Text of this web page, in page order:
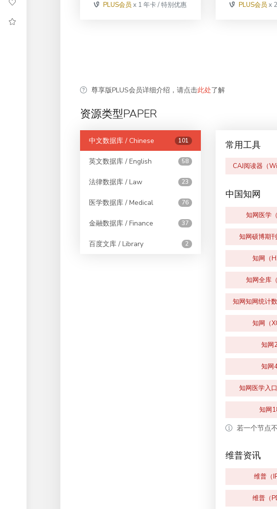
PLUS会员x 1 年卡 / 特别优惠 PLUS会员x
尊享版PLUS会员详细介绍，请点击此处了解
资源类型PAPER
中文数据库 / Chinese 101
英文数据库 / English 58
法律数据库 / Law 23
医学数据库 / Medical 76
金融数据库 / Finance 37
百度文库 / Library 2
常用工具
中国知网
知网医学（
知网硕博期刊
知网（
知网全库（
知网（
知网
知网
知网医学入口
知网
若一个节点
维普资讯
维普（
维普（